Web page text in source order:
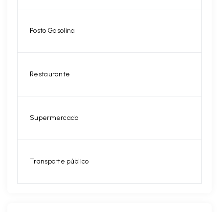
Posto Gasolina
Restaurante
Supermercado
Transporte público